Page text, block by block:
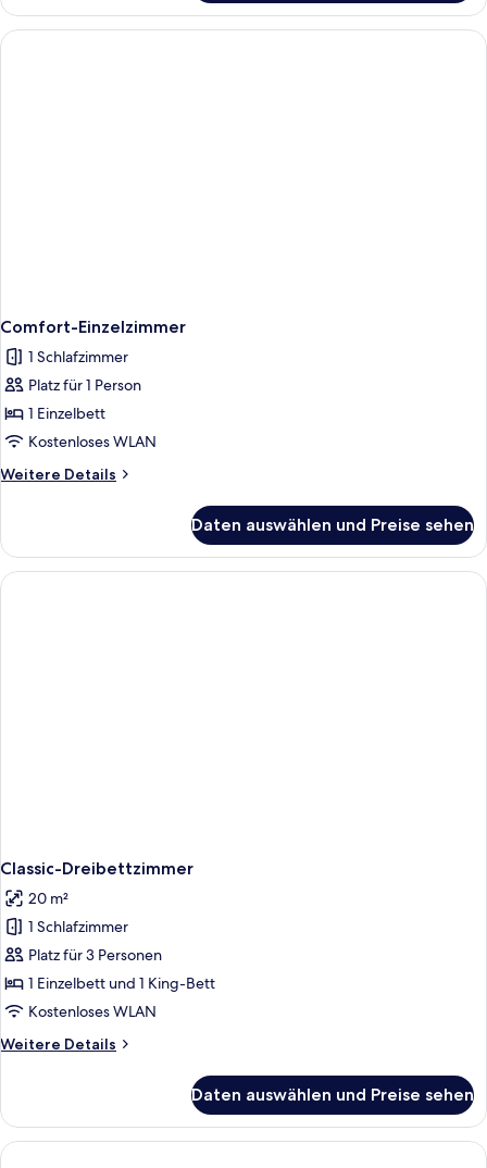
Balkon
Comfort-Einzelzimmer
1 Schlafzimmer
Platz für 1 Person
1 Einzelbett
Kostenloses WLAN
Weitere Details
Weitere
Einzelzimmer
Daten auswählen und Preise sehen
Classic-Dreibettzimmer
20 m²
1 Schlafzimmer
Platz für 3 Personen
1 Einzelbett und 1 King-Bett
Kostenloses WLAN
Weitere Details
Weitere
Dreibettzimmer
Daten auswählen und Preise sehen